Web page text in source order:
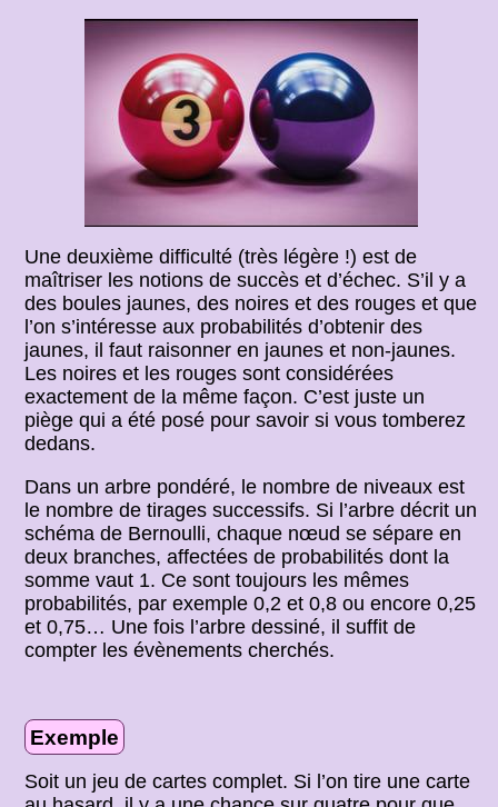
Une deuxième difficulté (très légère !) est de
maîtriser les notions de succès et d’échec. S’il y a
des boules jaunes, des noires et des rouges et que
l’on s’intéresse aux probabilités d’obtenir des
jaunes, il faut raisonner en jaunes et non-jaunes.
Les noires et les rouges sont considérées
exactement de la même façon. C’est juste un
piège qui a été posé pour savoir si vous tomberez
dedans.
Dans un arbre pondéré, le nombre de niveaux est
le nombre de tirages successifs. Si l’arbre décrit un
schéma de Bernoulli, chaque nœud se sépare en
deux branches, affectées de probabilités dont la
somme vaut 1. Ce sont toujours les mêmes
probabilités, par exemple 0,2 et 0,8 ou encore 0,25
et 0,75… Une fois l’arbre dessiné, il suffit de
compter les évènements cherchés.
Exemple
Soit un jeu de cartes complet. Si l’on tire une carte